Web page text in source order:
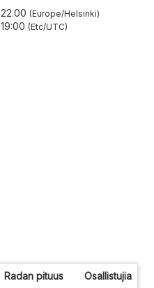
22.00 Europe/Helsinki
19:00 Etc/UTC
Radan pituus Osallistujia